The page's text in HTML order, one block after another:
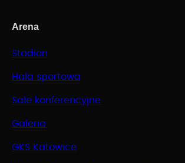
Arena
Stadion
Hala sportowa
Sale konferencyjne
Galeria
GKS Katowice